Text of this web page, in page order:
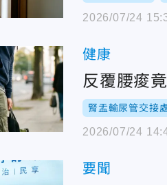
2026/07/24
健康
反覆腰痠
腎盂輸尿管交接
2026/07/24
要聞